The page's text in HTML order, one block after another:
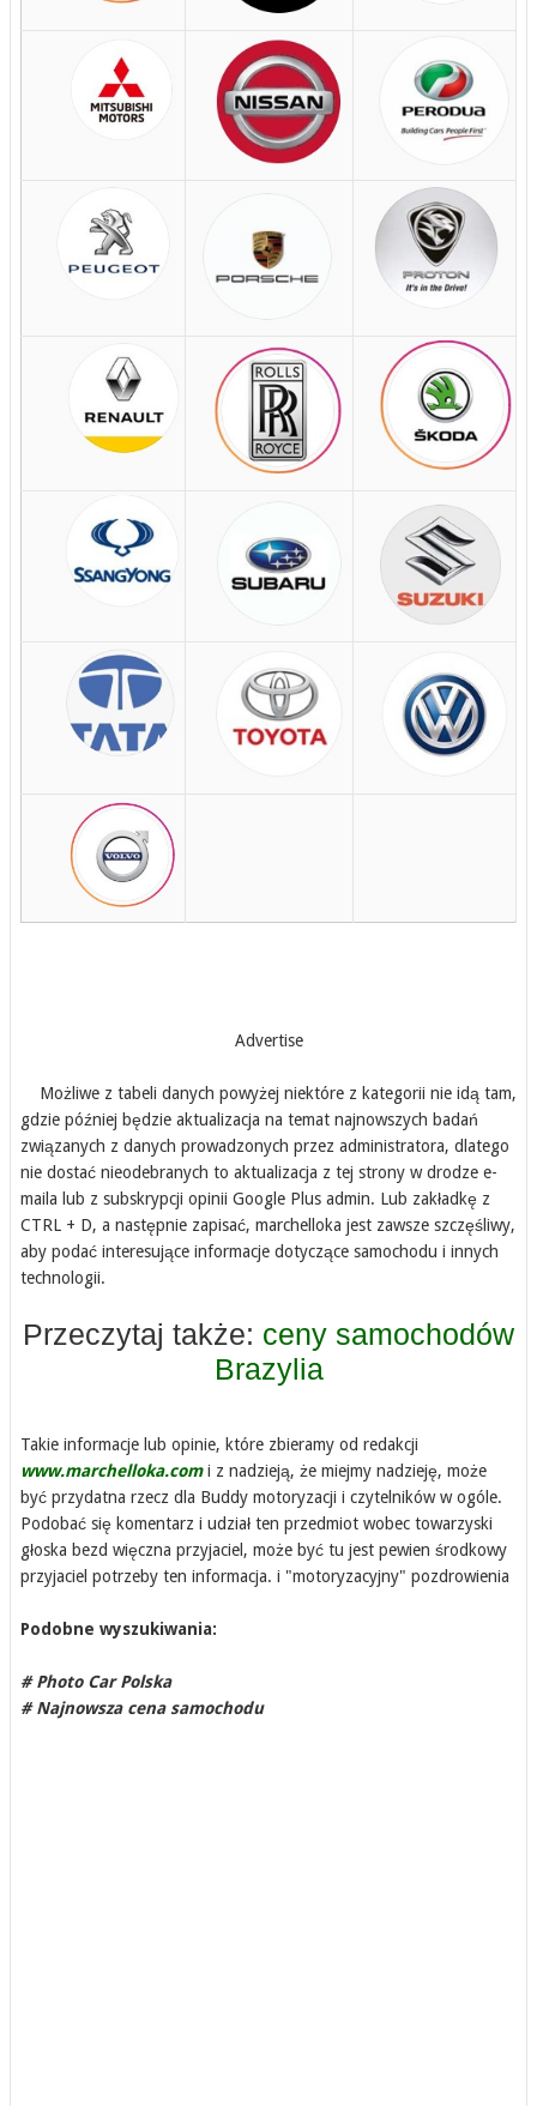
Advertise
Możliwe z tabeli danych powyżej niektóre z kategorii nie idą tam,
gdzie później będzie aktualizacja na temat najnowszych badań
związanych z danych prowadzonych przez administratora, dlatego
nie dostać nieodebranych to aktualizacja z tej strony w drodze e-
maila lub z subskrypcji opinii Google Plus admin. Lub zakładkę z
CTRL + D, a następnie zapisać, marchelloka jest zawsze szczęśliwy,
aby podać interesujące informacje dotyczące samochodu i innych
technologii.
Przeczytaj także: ceny samochodów
Brazylia
Takie informacje lub opinie, które zbieramy od redakcji
www.marchelloka.comi z nadzieją, że miejmy nadzieję, może
być przydatna rzecz dla Buddy motoryzacji i czytelników w ogóle.
Podobać się komentarz i udział ten przedmiot wobec towarzyski
głoska bezd więczna przyjaciel, może być tu jest pewien środkowy
przyjaciel potrzeby ten informacja. i "motoryzacyjny" pozdrowienia
Podobne wyszukiwania:
# Photo Car Polska
# Najnowsza cena samochodu